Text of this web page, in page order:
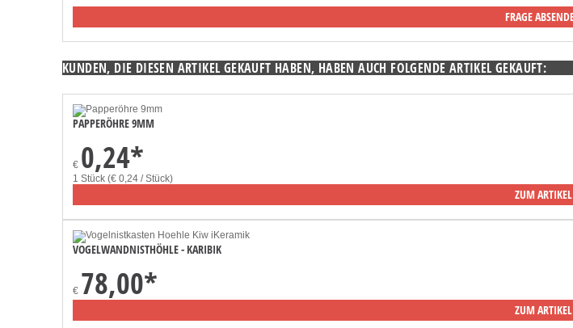
KUNDEN, DIE DIESEN ARTIKEL GEKAUFT HABEN, HABEN AUCH FOLGENDE ARTIKEL GEKAUFT:
PAPPERÖHRE 9MM
€ 0,24*
1 Stück (€ 0,24 / Stück)
ZUM ARTIKEL
VOGELWANDNISTHÖHLE - KARIBIK
€ 78,00*
ZUM ARTIKEL